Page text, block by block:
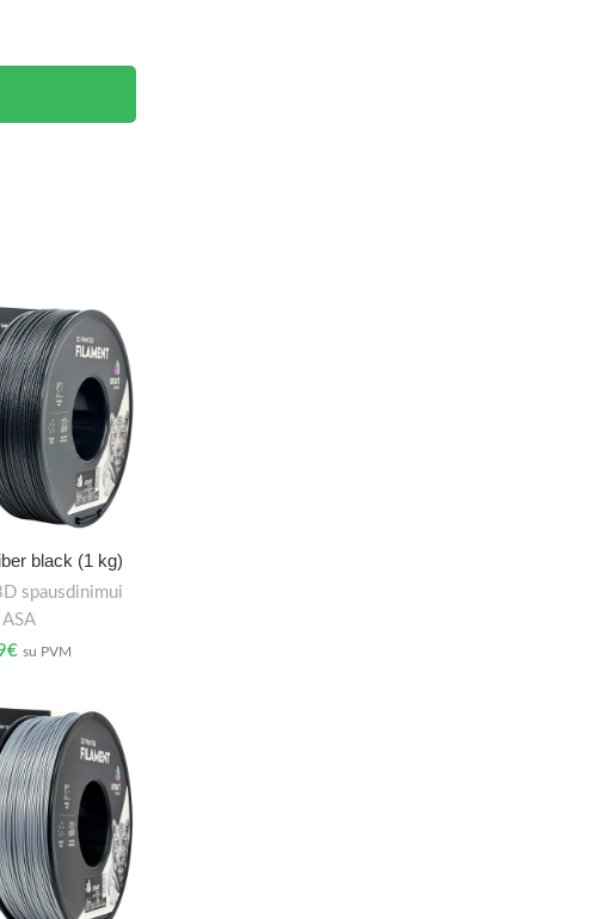
black (1 kg)
spausdinimui
ASA
€ su PVM